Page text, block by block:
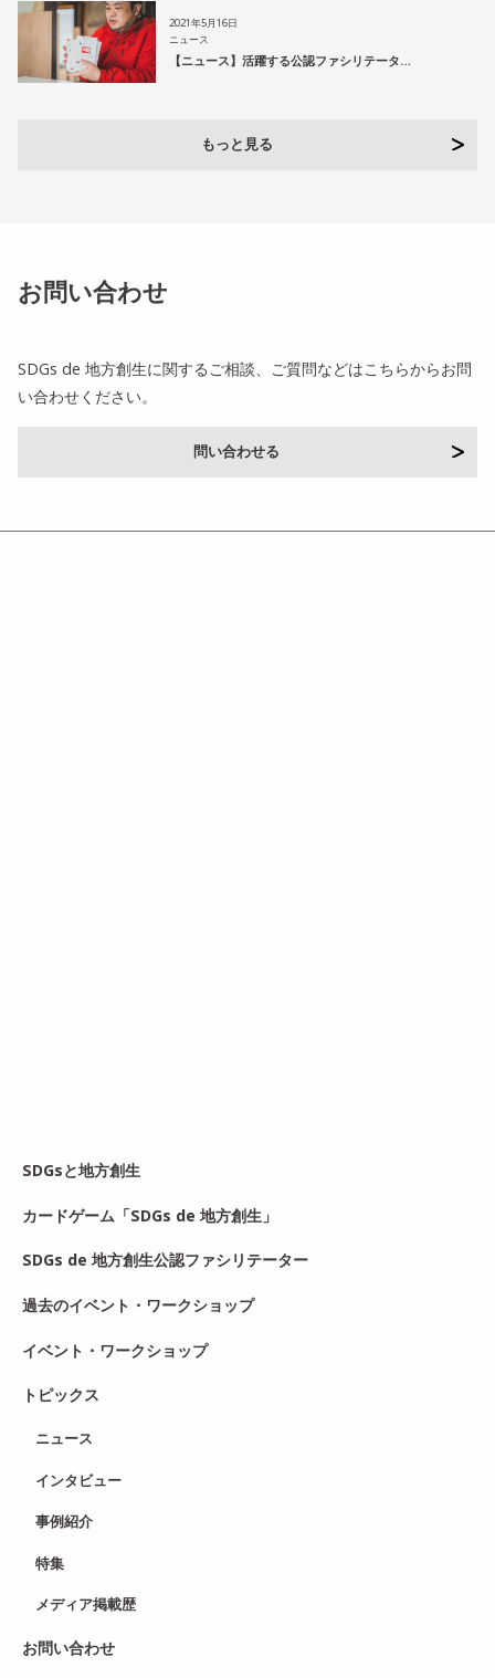
2021年5月16日
ニュース
【ニュース】活躍する公認ファシリテータ…
もっと見る
お問い合わせ
SDGs de 地方創生に関するご相談、ご質問などはこちらからお問
い合わせください。
問い合わせる
SDGsと地方創生
カードゲーム「SDGs de 地方創生」
SDGs de 地方創生公認ファシリテーター
過去のイベント・ワークショップ
イベント・ワークショップ
トピックス
ニュース
インタビュー
事例紹介
特集
メディア掲載歴
お問い合わせ